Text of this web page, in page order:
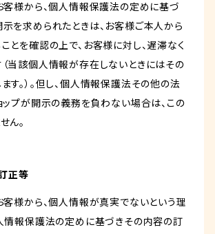
客様から、個人情報保護法の定めに基づ
を求められたときは、お客様ご本人から
とを確認の上で、お客様に対し、遅滞なく
当該個人情報が存在しないときにはその
す。）。但し、個人情報保護法その他の法
ップが開示の義務を負わない場合は、この
ん。
正等
客様から、個人情報が真実でないという理
情報保護法の定めに基づきその内容の訂